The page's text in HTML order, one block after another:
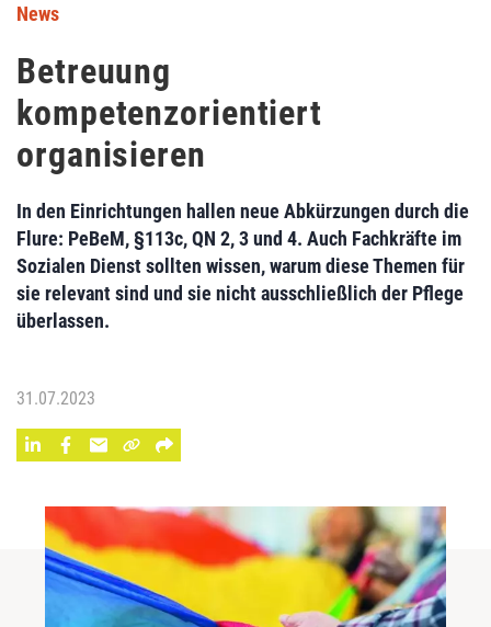
News
Betreuung
kompetenzorientiert
organisieren
In den Einrichtungen hallen neue Abkürzungen durch die
Flure: PeBeM, §113c, QN 2, 3 und 4. Auch Fachkräfte im
Sozialen Dienst sollten wissen, warum diese Themen für
sie relevant sind und sie nicht ausschließlich der Pflege
überlassen.
31.07.2023